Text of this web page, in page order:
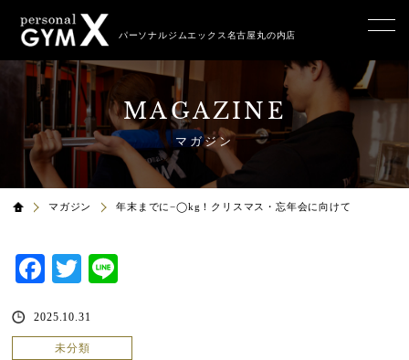
パーソナルジムエックス名古屋丸の内店
MAGAZINE
マガジン
マガジン 年末までに−◯kg！クリスマス・忘年会に向けて
Facebook
Twitter
2025.10.31
未分類